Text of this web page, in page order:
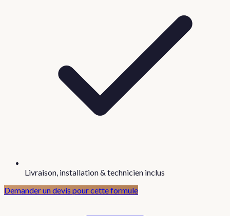
Livraison, installation & technicien inclus
Demander un devis pour cette formule